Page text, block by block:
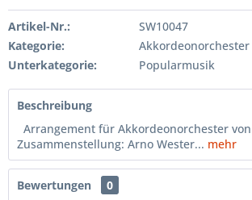
Artikel-Nr.:
SW10047
Kategorie:
Akkordeonorchester
Unterkategorie:
Popularmusik
Beschreibung
Arrangement für Akkordeonorchester
Zusammenstellung: Arno Wester... mehr
Bewertungen
0